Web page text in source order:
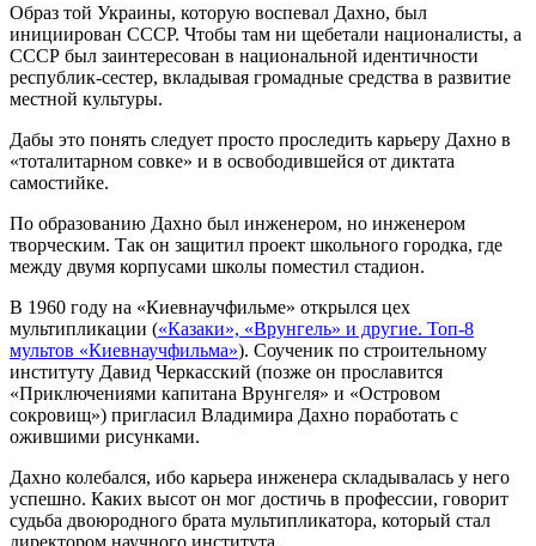
Образ той Украины, которую воспевал Дахно, был
инициирован СССР. Чтобы там ни щебетали националисты, а
СССР был заинтересован в национальной идентичности
республик-сестер, вкладывая громадные средства в развитие
местной культуры.
Дабы это понять следует просто проследить карьеру Дахно в
«тоталитарном совке» и в освободившейся от диктата
самостийке.
По образованию Дахно был инженером, но инженером
творческим. Так он защитил проект школьного городка, где
между двумя корпусами школы поместил стадион.
В 1960 году на «Киевнаучфильме» открылся цех
мультипликации («Казаки», «Врунгель» и другие. Топ-8
мультов «Киевнаучфильма»). Соученик по строительному
институту Давид Черкасский (позже он прославится
«Приключениями капитана Врунгеля» и «Островом
сокровищ») пригласил Владимира Дахно поработать с
ожившими рисунками.
Дахно колебался, ибо карьера инженера складывалась у него
успешно. Каких высот он мог достичь в профессии, говорит
судьба двоюродного брата мультипликатора, который стал
директором научного института.